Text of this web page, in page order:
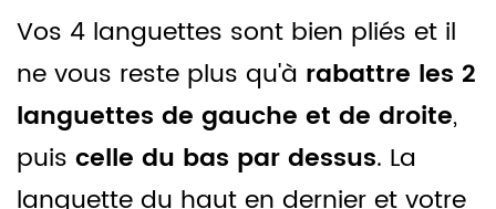
Vos 4 languettes sont bien pliés et il
ne vous reste plus qu'à rabattre les 2
languettes de gauche et de droite,
puis celle du bas par dessus. La